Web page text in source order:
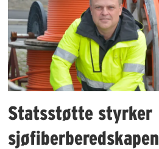
Statsstøtte styrker
sjøfiberberedskapen